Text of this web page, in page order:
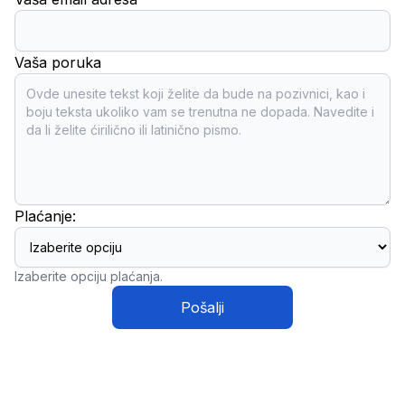
Vaša poruka
Plaćanje:
Izaberite opciju plaćanja.
Pošalji